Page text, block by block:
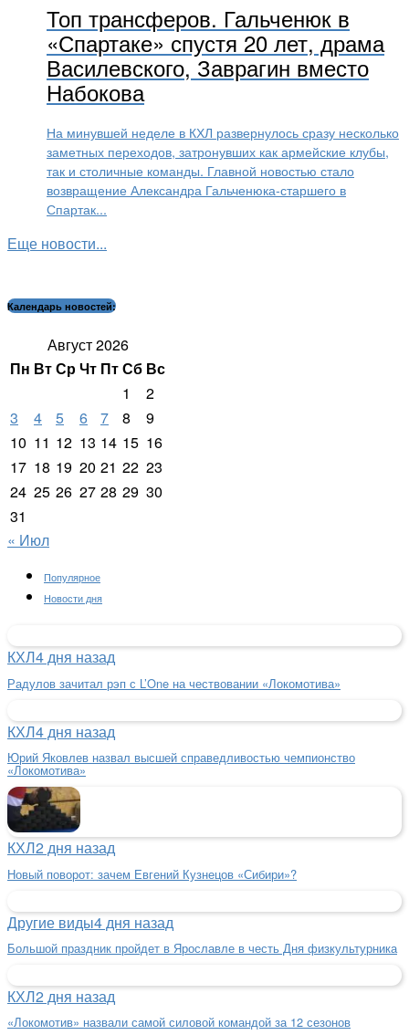
Топ трансферов. Гальченюк в
«Спартаке» спустя 20 лет, драма
Василевского, Заврагин вместо
Набокова
На минувшей неделе в КХЛ развернулось сразу несколько
заметных переходов, затронувших как армейские клубы,
так и столичные команды. Главной новостью стало
возвращение Александра Гальченюка-старшего в
Спартак...
Еще новости...
Календарь новостей:
Август 2026
Пн ВтСрЧт ПтСб Вс
1
2
3
4 5 6 7 8
9
10 11 12 13 14 15 16
17 18 19 20 21 22 23
24 25 26 27 28 29 30
31
« Июл
Популярное
Новости дня
КХЛ4 дня назад
Радулов зачитал рэп с L’One на чествовании «Локомотива»
КХЛ4 дня назад
Юрий Яковлев назвал высшей справедливостью чемпионство
«Локомотива»
КХЛ2 дня назад
Новый поворот: зачем Евгений Кузнецов «Сибири»?
Другие виды4 дня назад
Большой праздник пройдет в Ярославле в честь Дня физкультурника
КХЛ2 дня назад
«Локомотив» назвали самой силовой командой за 12 сезонов